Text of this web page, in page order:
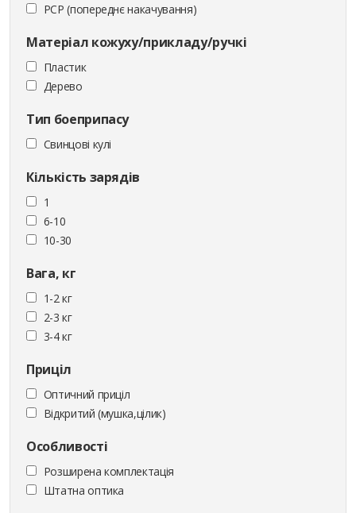
PCP (попереднє накачування)
Матеріал кожуху/прикладу/ручкі
Пластик
Дерево
Тип боеприпасу
Cвинцові кулі
Кількість зарядів
1
6-10
10-30
Вага, кг
1-2 кг
2-3 кг
3-4 кг
Приціл
Оптичний приціл
Відкритий (мушка,цілик)
Особливості
Розширена комплектація
Штатна оптика